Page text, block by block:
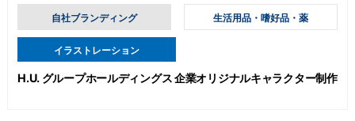
自社ブランディング 生活用品・嗜好品・薬
イラストレーション
H.U. グループホールディングス 企業オリジナルキャラクター制作